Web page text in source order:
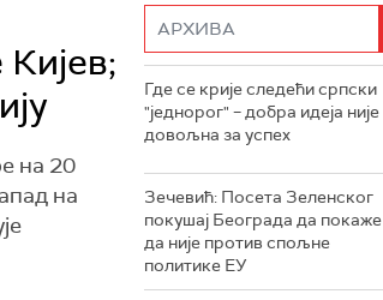
на 20
на
Где се крије следећи српски
"једнорог" – добра идеја није
довољна за успех
Зечевић: Посета Зеленског
покушај Београда да покаже
да није против спољне
политике ЕУ